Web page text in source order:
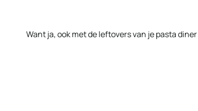
Want ja, ook met de leftovers van je pasta